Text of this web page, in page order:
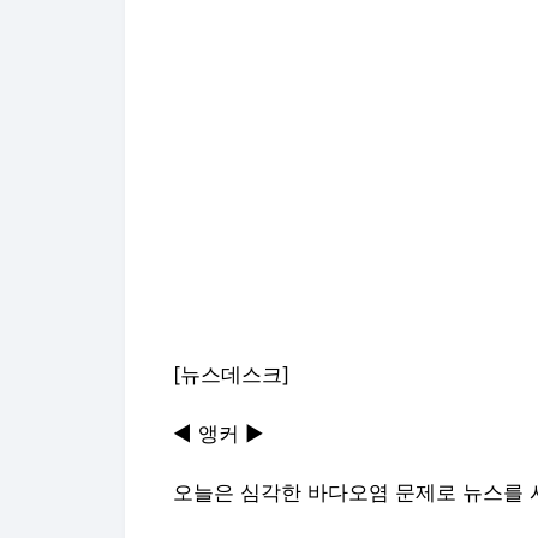
[뉴스데스크]
◀ 앵커 ▶
오늘은 심각한 바다오염 문제로 뉴스를